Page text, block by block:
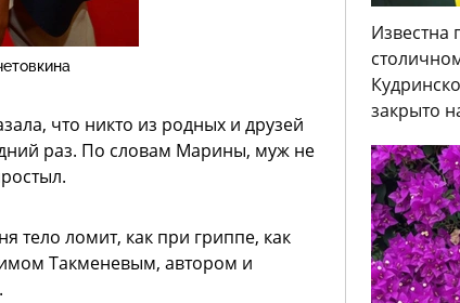
что никто из родных и друзей
раз. По словам Марины, муж не
тело ломит, как при гриппе, как
Такменевым, автором и
.
Известна
закрыто